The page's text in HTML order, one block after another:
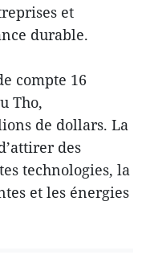
et
durable.
compte 16
Tho,
de dollars. La
des
technologies, la
et les énergies